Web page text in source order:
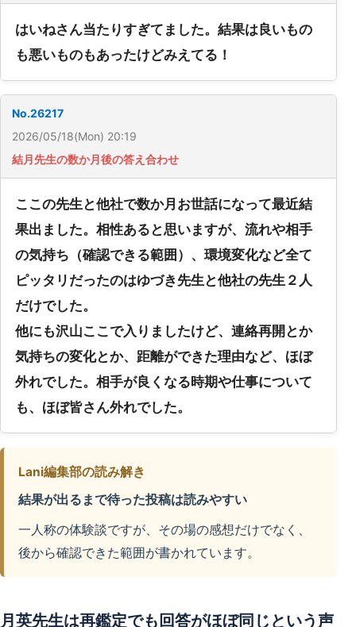
はいねさん当たりすぎてました。結果は良いもの
も悪いものもあったけどみえてる！
No.26217
2026/05/18(Mon) 20:19
結月先生の数か月後の答え合わせ
ここの先生と他社で数か月お世話になって最近結
果出ました。相性あると思いますが、流れや相手
の気持ち（確認できる範囲）、環境変化など全て
ピッタリだったのはゆづき先生と他社の先生２人
だけでした。
他にも沢山ここで入りましたけど、連絡再開とか
気持ちの変化とか、距離ができた理由など、ほぼ
外れでした。相手が良くなる時期や仕事について
も、ほぼ皆さん外れでした。
Lani編集部の読み解き
結果が出るまで待った投稿は読みやすい
一人称の体験談ですが、その場の感想だけでなく、
後から確認できた範囲が書かれています。
月英先生は再鑑定でも回答がほぼ同じという声